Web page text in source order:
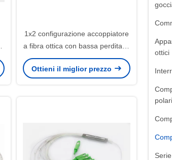
ottici
1x2 configurazione accoppiatore
a fibra ottica con bassa perdita di
inserimento e ampia temperatura
di funzionamento
Ottieni il miglior prezzo